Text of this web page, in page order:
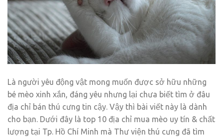
Là người yêu động vật mong muốn được sở hữu những
bé mèo xinh xắn, đáng yêu nhưng lại chưa biết tìm ở đâu
địa chỉ bán thú cưng tin cậy. Vậy thì bài viết này là dành
cho bạn. Dưới đây là top 10 địa chỉ mua mèo uy tín & chất
lượng tại Tp. Hồ Chí Minh mà Thư viện thú cưng đã tìm